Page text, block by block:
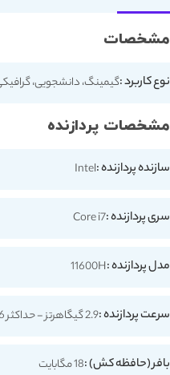
مشخصات
نوع کاربرد :گیمینگ، دانشجویی،
مشخصات پردازنده
سازنده پردازنده :Intel
سری پردازنده :Core i7
مدل پردازنده :11600H
سرعت پردازنده :2.9 گیگاهرتز - حداکثر 4.6 گیگاهرتز
بافر (حافظه کش) :18 مگابایت